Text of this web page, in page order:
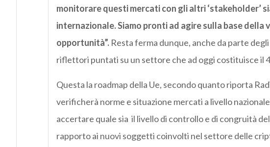
monitorare questi mercati con gli altri ‘stakeholder’
internazionale. Siamo pronti ad agire sulla base della
opportunità”.Resta ferma dunque, anche da parte
riflettori puntati su un settore che ad oggi costituisce il
Questa la roadmap della Ue, secondo quanto riporta
verificherà norme e situazione mercati a livello
accertare quale sia il livello di controllo e di congruità
rapporto ai nuovi soggetti coinvolti nel settore delle